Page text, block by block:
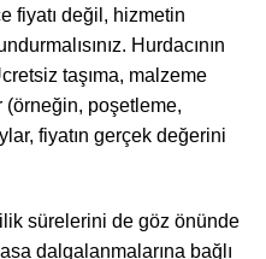
fiyatı değil, hizmetin
Hurdacının
taşıma, malzeme
poşetleme,
fiyatın gerçek değerini
sürelerini de göz önünde
dalgalanmalarına bağlı